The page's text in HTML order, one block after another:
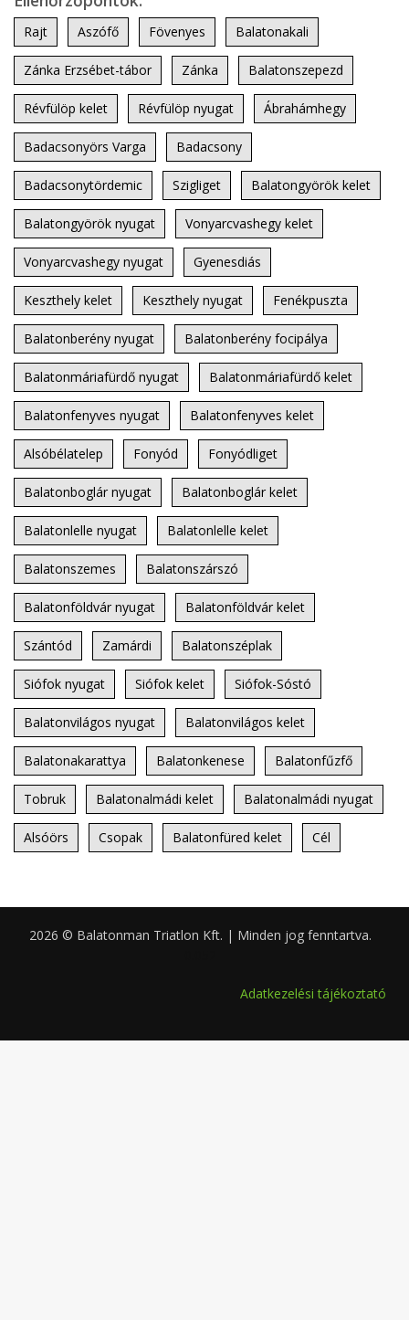
Rajt Aszófő Fövenyes Balatonakali
Zánka Erzsébet-tábor Zánka Balatonszepezd
Révfülöp kelet Révfülöp nyugat Ábrahámhegy
Badacsonyörs Varga Badacsony
Badacsonytördemic Szigliget Balatongyörök kelet
Balatongyörök nyugat Vonyarcvashegy kelet
Vonyarcvashegy nyugat Gyenesdiás
Keszthely kelet Keszthely nyugat Fenékpuszta
Balatonberény nyugat Balatonberény focipálya
Balatonmáriafürdő nyugat Balatonmáriafürdő kelet
Balatonfenyves nyugat Balatonfenyves kelet
Alsóbélatelep Fonyód Fonyódliget
Balatonboglár nyugat Balatonboglár kelet
Balatonlelle nyugat Balatonlelle kelet
Balatonszemes Balatonszárszó
Balatonföldvár nyugat Balatonföldvár kelet
Szántód Zamárdi Balatonszéplak
Siófok nyugat Siófok kelet Siófok-Sóstó
Balatonvilágos nyugat Balatonvilágos kelet
Balatonakarattya Balatonkenese Balatonfűzfő
Tobruk Balatonalmádi kelet Balatonalmádi nyugat
Alsóörs Csopak Balatonfüred kelet Cél
2026 © Balatonman Triatlon Kft. | Minden jog fenntartva.
Adatkezelési tájékoztató